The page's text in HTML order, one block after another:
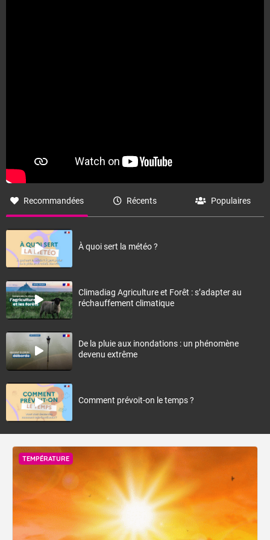
Recommandées Récents Populaires
À quoi sert la météo ?
Climadiag Agriculture et Forêt : s’adapter au
réchauffement climatique
De la pluie aux inondations : un phénomène
devenu extrême
Comment prévoit-on le temps ?
TEMPÉRATURE